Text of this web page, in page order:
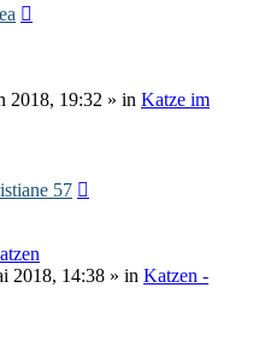
2018, 19:32 » in Katze im
57
2018, 14:38 » in Katzen -